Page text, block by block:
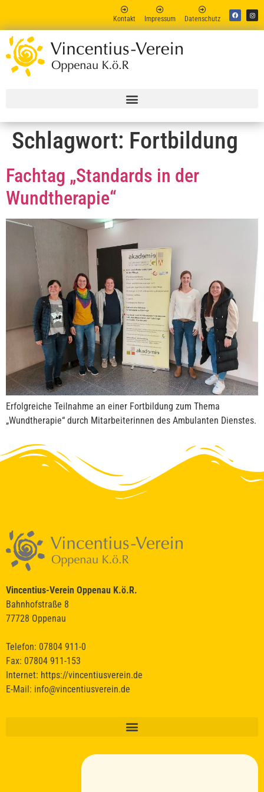
Kontakt Impressum Datenschutz
Schlagwort: Fortbildung
Fachtag „Standards in der
Wundtherapie“
Erfolgreiche Teilnahme an einer Fortbildung zum Thema
„Wundtherapie“ durch Mitarbeiterinnen des Ambulanten Dienstes.
Vincentius-Verein Oppenau K.ö.R.
Bahnhofstraße 8
77728 Oppenau
Telefon: 07804 911-0
Fax: 07804 911-153
Internet: https://vincentiusverein.de
E-Mail: info@vincentiusverein.de
Vincent
Online
Ich stimme zu
Deine Daten werden nicht an Dritte weitergegeben.